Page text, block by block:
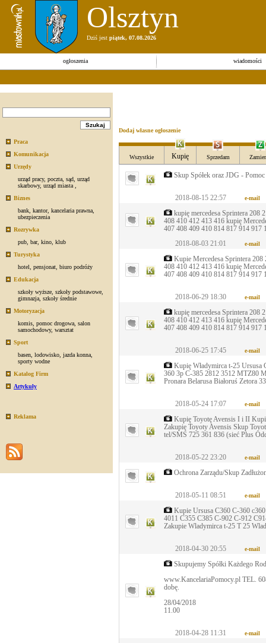
Olsztyn
Dziś jest piątek, 07.08.2026
ogłoszenia wiadomości
Praca
Komunikacja
Urzędy
urząd pracy, poczta sąd urząd
skarbowy, urząd miasta
Biznes
bank kantor, kancelaria prawna
ubezpieczenia
Rozrywka
pub bar, kino klub
Turystyka
hotel
pensjonat biuro podróży
Edukacja
szkoły wyższe szkoły podstawowe
gimnazja szkoły średnie
Motoryzacja
komis pomoc drogowa salon
samochodowy, warsztat
Sport
basen lodowisko jazda konna
sporty wodne
Katalog Firm
Artykuły
Reklama
Dodaj własne ogłoszenie
Wszystkie Kupię Sprzedam
Skup Spółek oraz JDG -
2018-08-15 22:57 e-mail
kupię mercedesa Sprintera 208
408 410 412 413 416 kupię
407 408 409 410 814 817 914 917
2018-08-03 21:01
e-mail
Kupie Mercedesa Sprintera
408 410 412 413 416 kupię
407 408 409 410 814 817 914 917
2018-06-29 18:30 e-mail
kupię mercedesa Sprintera 208
408 410 412 413 416 kupię
407 408 409 410 814 817 914 917
2018-06-25 17:45 e-mail
Kupię Władymirca t-25
360 3p C-385 2812 3512 MTZ80
Pronara Belarusa Białoruś Zetora
2018-05-24 17:07 e-mail
Kupię Toyotę Avensis I i II
Zakupię Toyoty Avensis Skup
tel/SMS 725 361 836 (sieć Plus
2018-05-22 23:20 e-mail
Ochrona Zarządu/Skup
2018-05-11 08:51 e-mail
Kupie Ursusa C360 C-360
4011 C355 C385 C-902 C-912
Zakupie Wladymirca t-25 T 25
2018-04-30 20:55 e-mail
Skupujemy Spółki Każdego
www.KancelariaPomocy.pl TEL.
dobę.
28/04/2018
11.00
2018-04-28 11:31 e-mail